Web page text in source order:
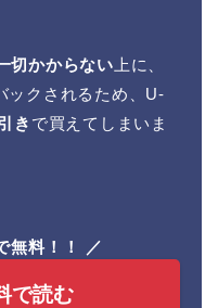
切かからない上に、
ックされるため、U-
き で買えてしまいま
無料！！ ／
で読む